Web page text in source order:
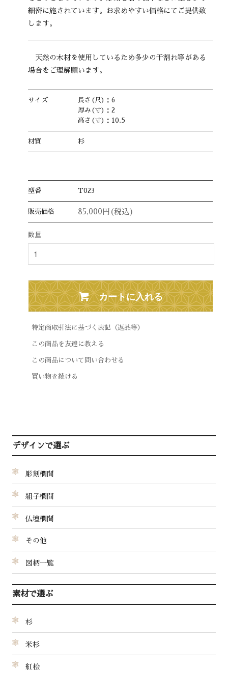
細密に施されています。お求めやすい価格にてご提供致
します。
天然の木材を使用しているため多少の干割れ等がある
場合をご理解願います。
サイズ
長さ(尺)：6
厚み(寸)：2
高さ(寸)：10.5
材質 杉
型番 T023
販売価格 85,000円(税込)
数量
カートに入れる
特定商取引法に基づく表記（返品等）
この商品を友達に教える
この商品について問い合わせる
買い物を続ける
デザインで選ぶ
彫刻欄間
組子欄間
仏壇欄間
その他
図柄一覧
素材で選ぶ
杉
米杉
紅桧